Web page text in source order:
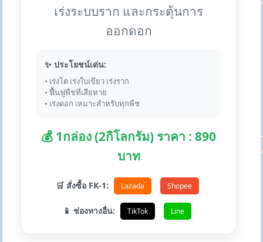
เร่งระบบราก และกระตุ้นการ
ออกดอก
✨ ประโยชน์เด่น:
• เร่งโต เร่งใบเขียว เร่งราก
• ฟื้นฟูพืชที่เสียหาย
• เร่งดอก เหมาะสำหรับทุกพืช
💰 1กล่อง (2กิโลกรัม) ราคา : 890
บาท
🛒 สั่งซื้อ FK-1: Lazada Shopee
📱 ช่องทางอื่น: TikTok Line